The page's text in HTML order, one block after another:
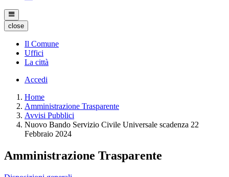
close
Il Comune
Uffici
La città
Accedi
Home
Amministrazione Trasparente
Avvisi Pubblici
Nuovo Bando Servizio Civile Universale scadenza 22
Febbraio 2024
Amministrazione Trasparente